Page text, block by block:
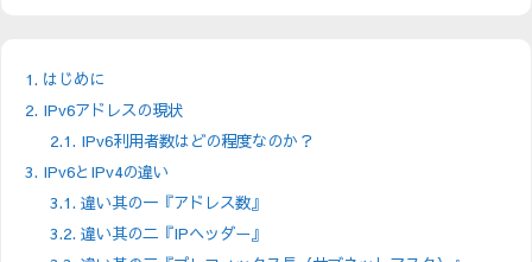
1. はじめに
2. IPv6アドレスの現状
2.1. IPv6利用者数はどの程度なのか？
3. IPv6とIPv4の違い
3.1. 違い其の一『アドレス数』
3.2. 違い其の二『IPヘッダー』